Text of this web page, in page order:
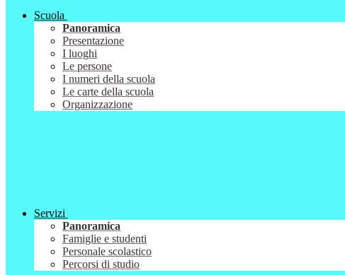
Scuola
Panoramica
Presentazione
I luoghi
Le persone
I numeri della scuola
Le carte della scuola
Organizzazione
Servizi
Panoramica
Famiglie e studenti
Personale scolastico
Percorsi di studio